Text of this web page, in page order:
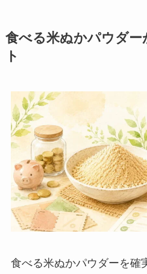
食べる米ぬかパウダー
ト
食べる米ぬかパウダーを確